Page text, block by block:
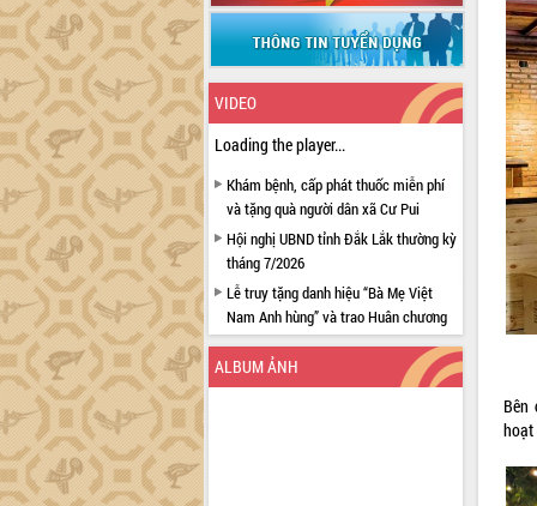
VIDEO
Loading the player...
Khám bệnh, cấp phát thuốc miễn phí
và tặng quà người dân xã Cư Pui
Hội nghị UBND tỉnh Đắk Lắk thường kỳ
tháng 7/2026
Lễ truy tặng danh hiệu “Bà Mẹ Việt
Nam Anh hùng” và trao Huân chương
Lao động
UBND tỉnh Đắk Lắk triển khai nhiệm
vụ 6 tháng cuối năm 2026
ALBUM ẢNH
Bên
hoạt